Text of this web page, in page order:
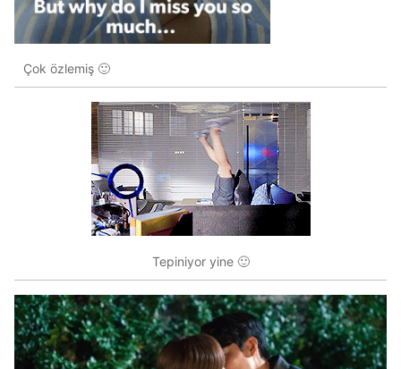
Çok özlemiş 🙂
Tepiniyor yine 🙂